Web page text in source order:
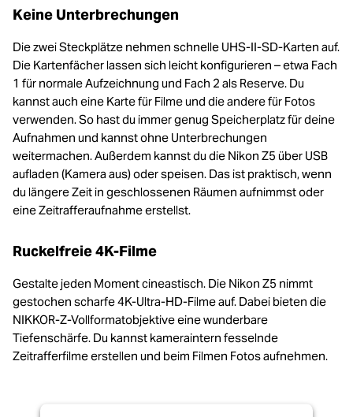
Keine Unterbrechungen
Die zwei Steckplätze nehmen schnelle UHS-II-SD-Karten auf.
Die Kartenfächer lassen sich leicht konfigurieren – etwa Fach
1 für normale Aufzeichnung und Fach 2 als Reserve. Du
kannst auch eine Karte für Filme und die andere für Fotos
verwenden. So hast du immer genug Speicherplatz für deine
Aufnahmen und kannst ohne Unterbrechungen
weitermachen. Außerdem kannst du die Nikon Z5 über USB
aufladen (Kamera aus) oder speisen. Das ist praktisch, wenn
du längere Zeit in geschlossenen Räumen aufnimmst oder
eine Zeitrafferaufnahme erstellst.
Ruckelfreie 4K-Filme
Gestalte jeden Moment cineastisch. Die Nikon Z5 nimmt
gestochen scharfe 4K-Ultra-HD-Filme auf. Dabei bieten die
NIKKOR-Z-Vollformatobjektive eine wunderbare
Tiefenschärfe. Du kannst kameraintern fesselnde
Zeitrafferfilme erstellen und beim Filmen Fotos aufnehmen.